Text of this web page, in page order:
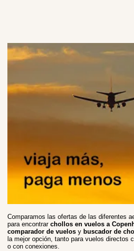
Comparamos las ofertas de las diferentes
para encontrar chollos en vuelos a
comparador de vuelos y buscador de
la mejor opción, tanto para vuelos directos
o con conexiones.